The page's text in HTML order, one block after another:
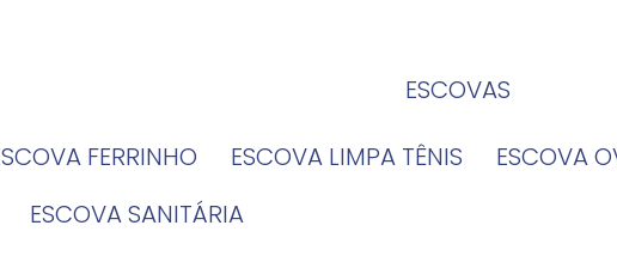
ESCOVAS
ESCOVA FERRINHO ESCOVA LIMPA TÊNIS ESCOVA
ESCOVA SANITÁRIA